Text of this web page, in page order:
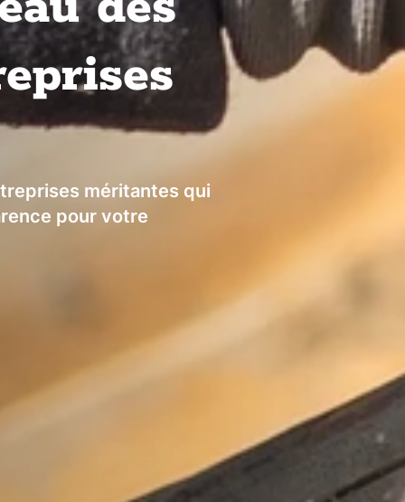
méritantes qui
pour votre